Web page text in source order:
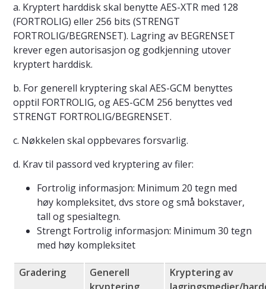
a. Kryptert harddisk skal benytte AES-XTR med 128
(FORTROLIG) eller 256 bits (STRENGT
FORTROLIG/BEGRENSET). Lagring av BEGRENSET
krever egen autorisasjon og godkjenning utover
kryptert harddisk.
b. For generell kryptering skal AES-GCM benyttes
opptil FORTROLIG, og AES-GCM 256 benyttes ved
STRENGT FORTROLIG/BEGRENSET.
c. Nøkkelen skal oppbevares forsvarlig.
d. Krav til passord ved kryptering av filer:
Fortrolig informasjon: Minimum 20 tegn med
høy kompleksitet, dvs store og små bokstaver,
tall og spesialtegn.
Strengt Fortrolig informasjon: Minimum 30 tegn
med høy kompleksitet
Gradering
Generell
Kryptering av